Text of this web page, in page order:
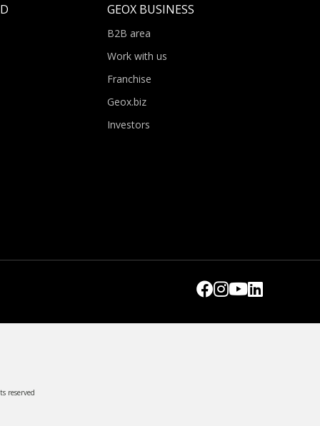
GEOX BUSINESS
B2B area
Work with us
Franchise
Geox.biz
Investors
reserved